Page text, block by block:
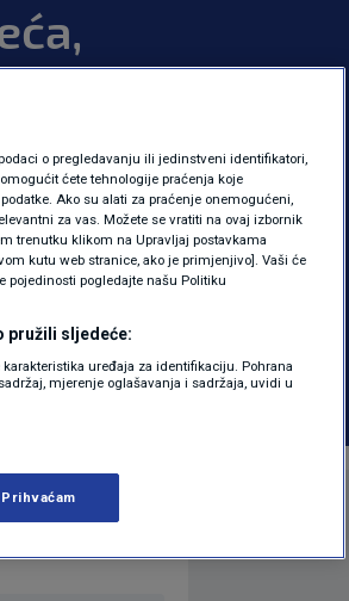
s
je rekao
o pregledavanju ili jedinstveni identifikatori,
ćete tehnologije praćenja koje
Ako su alati za praćenje onemogućeni,
za vas. Možete se vratiti na ovaj izbornik
trenutku klikom na Upravljaj postavkama
kutu web stranice, ako je primjenjivo]. Vaši će
pojedinosti pogledajte našu Politiku
pružili sljedeće:
uređaja za identifikaciju. Pohrana
mjerenje oglašavanja i sadržaja, uvidi u
Prihvaćam